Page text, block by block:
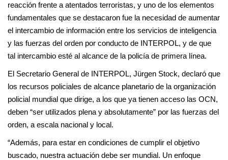
reacción frente a atentados terroristas, y uno de los elementos
fundamentales que se destacaron fue la necesidad de aumentar
el intercambio de información entre los servicios de inteligencia
y las fuerzas del orden por conducto de INTERPOL, y de que
tal intercambio esté al alcance de la policía de primera línea.
El Secretario General de INTERPOL, Jürgen Stock, declaró que
los recursos policiales de alcance planetario de la organización
policial mundial que dirige, a los que ya tienen acceso las OCN,
deben “ser utilizados plena y absolutamente” por las fuerzas del
orden, a escala nacional y local.
“Además, para estar en condiciones de cumplir el objetivo
buscado, nuestra actuación debe ser mundial. Un enfoque